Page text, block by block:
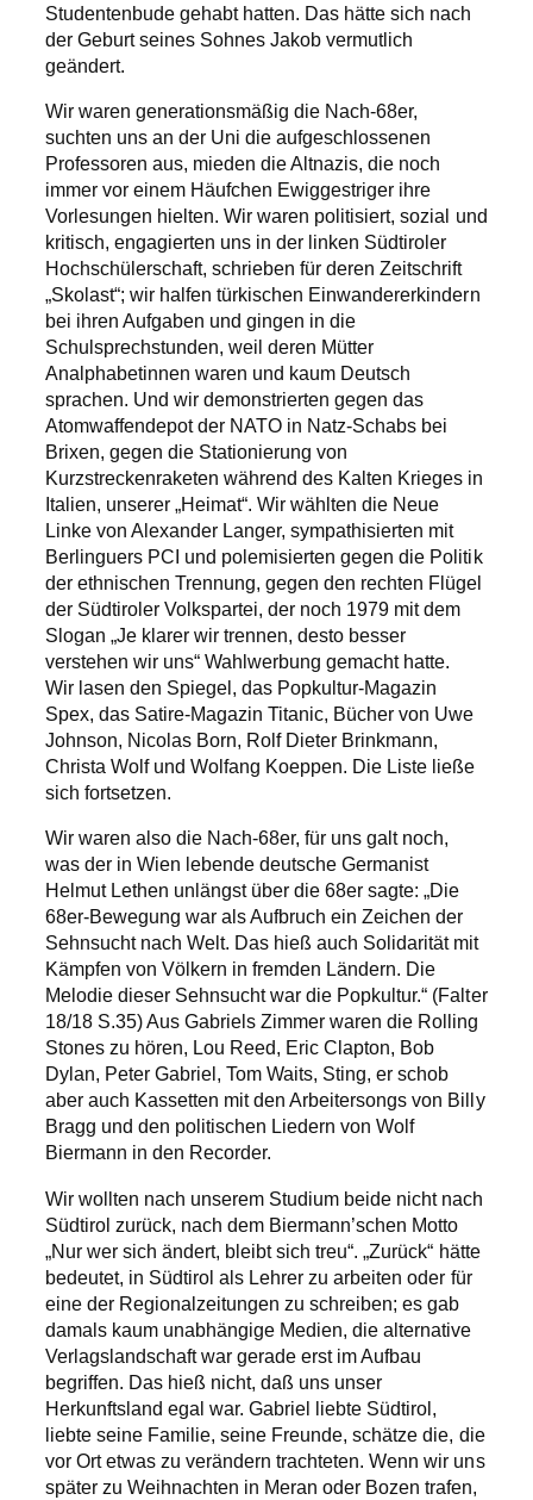
Studentenbude gehabt hatten. Das hätte sich nach
der Geburt seines Sohnes Jakob vermutlich
geändert.
Wir waren generationsmäßig die Nach-68er,
suchten uns an der Uni die aufgeschlossenen
Professoren aus, mieden die Altnazis, die noch
immer vor einem Häufchen Ewiggestriger ihre
Vorlesungen hielten. Wir waren politisiert, sozial und
kritisch, engagierten uns in der linken Südtiroler
Hochschülerschaft, schrieben für deren Zeitschrift
„Skolast“; wir halfen türkischen Einwandererkindern
bei ihren Aufgaben und gingen in die
Schulsprechstunden, weil deren Mütter
Analphabetinnen waren und kaum Deutsch
sprachen. Und wir demonstrierten gegen das
Atomwaffendepot der NATO in Natz-Schabs bei
Brixen, gegen die Stationierung von
Kurzstreckenraketen während des Kalten Krieges in
Italien, unserer „Heimat“. Wir wählten die Neue
Linke von Alexander Langer, sympathisierten mit
Berlinguers PCI und polemisierten gegen die Politik
der ethnischen Trennung, gegen den rechten Flügel
der Südtiroler Volkspartei, der noch 1979 mit dem
Slogan „Je klarer wir trennen, desto besser
verstehen wir uns“ Wahlwerbung gemacht hatte.
Wir lasen den Spiegel, das Popkultur-Magazin
Spex, das Satire-Magazin Titanic, Bücher von Uwe
Johnson, Nicolas Born, Rolf Dieter Brinkmann,
Christa Wolf und Wolfang Koeppen. Die Liste ließe
sich fortsetzen.
Wir waren also die Nach-68er, für uns galt noch,
was der in Wien lebende deutsche Germanist
Helmut Lethen unlängst über die 68er sagte: „Die
68er-Bewegung war als Aufbruch ein Zeichen der
Sehnsucht nach Welt. Das hieß auch Solidarität mit
Kämpfen von Völkern in fremden Ländern. Die
Melodie dieser Sehnsucht war die Popkultur.“ (Falter
18/18 S.35) Aus Gabriels Zimmer waren die Rolling
Stones zu hören, Lou Reed, Eric Clapton, Bob
Dylan, Peter Gabriel, Tom Waits, Sting, er schob
aber auch Kassetten mit den Arbeitersongs von Billy
Bragg und den politischen Liedern von Wolf
Biermann in den Recorder.
Wir wollten nach unserem Studium beide nicht nach
Südtirol zurück, nach dem Biermann’schen Motto
„Nur wer sich ändert, bleibt sich treu“. „Zurück“ hätte
bedeutet, in Südtirol als Lehrer zu arbeiten oder für
eine der Regionalzeitungen zu schreiben; es gab
damals kaum unabhängige Medien, die alternative
Verlagslandschaft war gerade erst im Aufbau
begriffen. Das hieß nicht, daß uns unser
Herkunftsland egal war. Gabriel liebte Südtirol,
liebte seine Familie, seine Freunde, schätze die, die
vor Ort etwas zu verändern trachteten. Wenn wir uns
später zu Weihnachten in Meran oder Bozen trafen,